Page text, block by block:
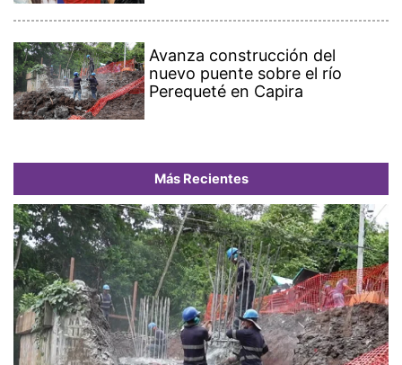
Avanza construcción del
nuevo puente sobre el río
Perequeté en Capira
Más Recientes